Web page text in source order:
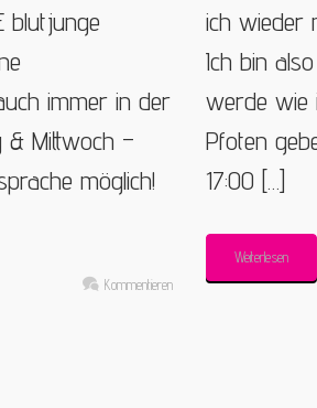
blutjunge
immer in der
& Mittwoch –
möglich!
Kommentieren
ich wieder
Ich bin
werde wie
Pfoten
17:00 […]
Weiterlesen